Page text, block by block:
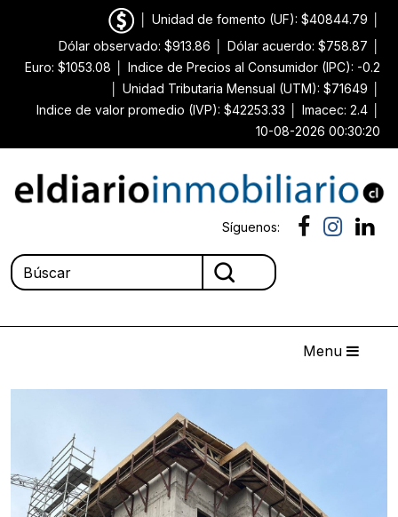
Unidad de fomento (UF): $40844.79
Dólar observado: $913.86
Dólar acuerdo: $758.87
Euro: $1053.08
Indice de Precios al Consumidor (IPC): -0.2
Unidad Tributaria Mensual (UTM): $71649
Indice de valor promedio (IVP): $42253.33
Imacec: 2.4
10-08-2026 00:30:20
Síguenos:
Menu